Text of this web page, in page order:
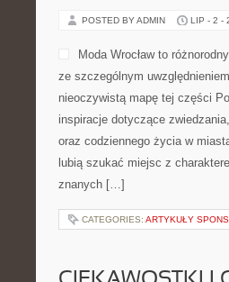
POSTED BY ADMIN LIP - 2 -
Moda Wrocław to
ze szczególnym
nieoczywistą mapę tej części
inspiracje dotyczące
oraz codziennego życia w
lubią szukać miejsc z
znanych […]
CATEGORIES: ARTYKUŁY